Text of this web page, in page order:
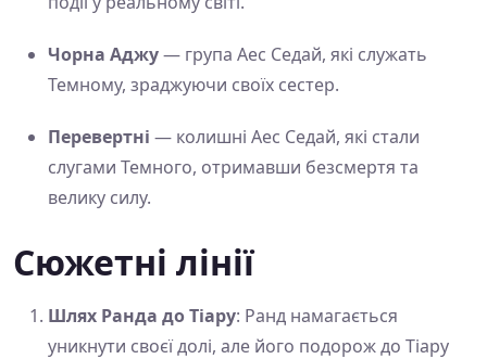
Чорна Аджу— група Аес Седай, які служать
Темному, зраджуючи своїх сестер.
Перевертні — колишні Аес Седай, які стали
слугами Темного, отримавши безсмертя та
велику силу.
Сюжетні лінії
Шлях Ранда до Тіару: Ранд намагається
уникнути своєї долі, але його подорож до Тіару